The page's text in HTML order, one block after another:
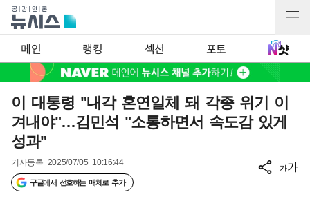
메인 랭킹 섹션 포토
이 대통령 "내각 혼연일체 돼 각종 위기 이
겨내야"…김민석 "소통하면서 속도감 있게
성과"
기사등록 2025/07/05 10:16:44
구글에서 선호하는 매체로 추가
가가